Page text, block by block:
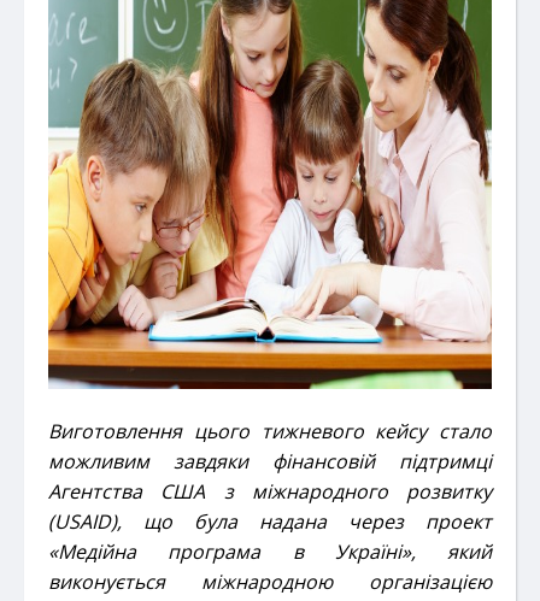
Виготовлення цього тижневого кейсу стало
можливим завдяки фінансовій підтримці
Агентства США з міжнародного розвитку
(USAID), що була надана через проект
«Медійна програма в Україні», який
виконується міжнародною організацією